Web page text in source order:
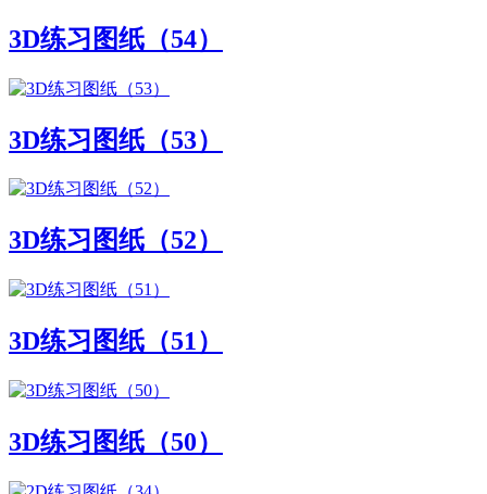
3D练习图纸（54）
3D练习图纸（53）
3D练习图纸（52）
3D练习图纸（51）
3D练习图纸（50）